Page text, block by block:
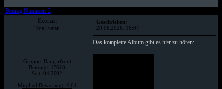
Beitrag Nummer: 2
Exorzist
Total Satan
Gruppe: Bangerfront
Beiträge: 15618
Seit: 04.2002
Mitglied Bewertung: 4.64
Geschrieben:
29.06.2026, 18:07
Das komplette Album gibt es hier zu hören: